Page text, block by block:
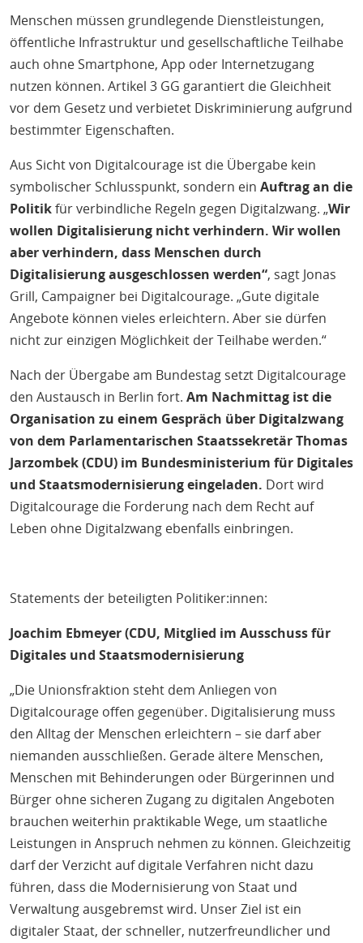
Menschen müssen grundlegende Dienstleistungen,
öffentliche Infrastruktur und gesellschaftliche Teilhabe
auch ohne Smartphone, App oder Internetzugang
nutzen können. Artikel 3 GG garantiert die Gleichheit
vor dem Gesetz und verbietet Diskriminierung aufgrund
bestimmter Eigenschaften.
Aus Sicht von Digitalcourage ist die Übergabe kein
symbolischer Schlusspunkt, sondern ein Auftrag an die
Politikfür verbindliche Regeln gegen Digitalzwang. „Wir
wollen Digitalisierung nicht verhindern. Wir wollen
aber verhindern, dass Menschen durch
Digitalisierung ausgeschlossen werden“, sagt Jonas
Grill, Campaigner bei Digitalcourage. „Gute digitale
Angebote können vieles erleichtern. Aber sie dürfen
nicht zur einzigen Möglichkeit der Teilhabe werden.“
Nach der Übergabe am Bundestag setzt Digitalcourage
den Austausch in Berlin fort. Am Nachmittag ist die
Organisation zu einem Gespräch über Digitalzwang
von dem Parlamentarischen Staatssekretär Thomas
Jarzombek (CDU) im Bundesministerium für Digitales
und Staatsmodernisierung eingeladen. Dort wird
Digitalcourage die Forderung nach dem Recht auf
Leben ohne Digitalzwang ebenfalls einbringen.
Statements der beteiligten Politiker:innen:
Joachim Ebmeyer (CDU, Mitglied im Ausschuss für
Digitales und Staatsmodernisierung
„Die Unionsfraktion steht dem Anliegen von
Digitalcourage offen gegenüber. Digitalisierung muss
den Alltag der Menschen erleichtern – sie darf aber
niemanden ausschließen. Gerade ältere Menschen,
Menschen mit Behinderungen oder Bürgerinnen und
Bürger ohne sicheren Zugang zu digitalen Angeboten
brauchen weiterhin praktikable Wege, um staatliche
Leistungen in Anspruch nehmen zu können. Gleichzeitig
darf der Verzicht auf digitale Verfahren nicht dazu
führen, dass die Modernisierung von Staat und
Verwaltung ausgebremst wird. Unser Ziel ist ein
digitaler Staat, der schneller, nutzerfreundlicher und